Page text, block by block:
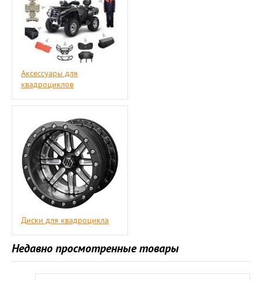
Аксессуары для
квадроциклов
Диски для квадроцикла
Недавно просмотренные товары